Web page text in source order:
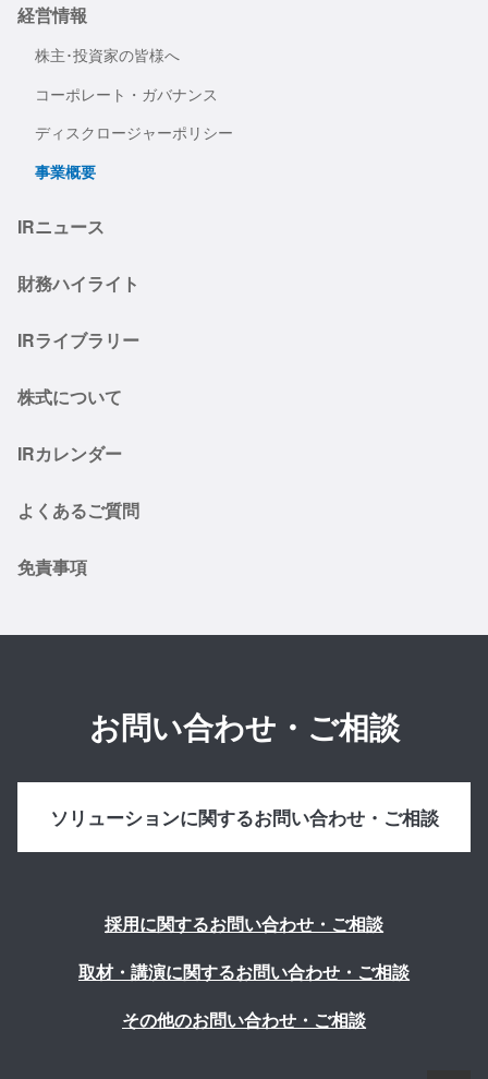
経営情報
株主･投資家の皆様へ
コーポレート・ガバナンス
ディスクロージャーポリシー
事業概要
IRニュース
財務ハイライト
IRライブラリー
株式について
IRカレンダー
よくあるご質問
免責事項
お問い合わせ・ご相談
ソリューションに関するお問い合わせ・ご相談
採用に関するお問い合わせ・ご相談
取材・講演に関するお問い合わせ・ご相談
その他のお問い合わせ・ご相談